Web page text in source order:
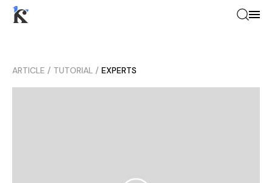
ARTICLE / TUTORIAL / EXPERTS